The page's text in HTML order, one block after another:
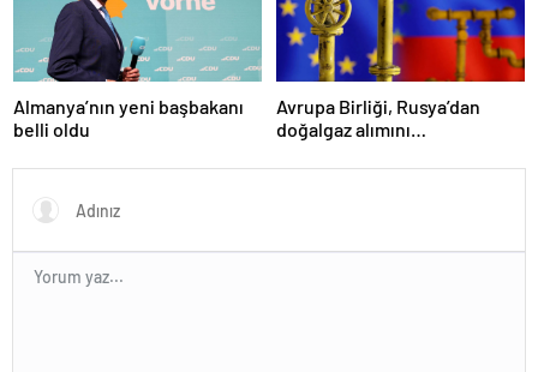
Almanya’nın yeni başbakanı
belli oldu
Avrupa Birliği, Rusya’dan
doğalgaz alımını